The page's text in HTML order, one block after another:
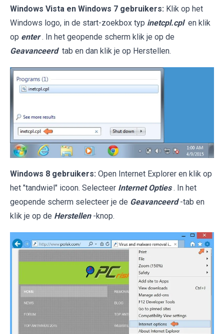
Windows Vista en Windows 7 gebruikers: Klik op het
Windows logo, in de start-zoekbox typ inetcpl.cpl en klik
op enter . In het geopende scherm klik je op de
Geavanceerd tab en dan klik je op Herstellen.
Windows 8 gebruikers: Open Internet Explorer en klik op
het "tandwiel" icoon. Selecteer Internet Opties . In het
geopende scherm selecteer je de Geavanceerd -tab en
klik je op de Herstellen -knop.